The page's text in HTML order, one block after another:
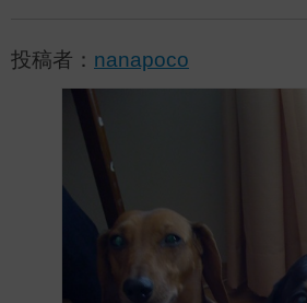
投稿者： nanapoco